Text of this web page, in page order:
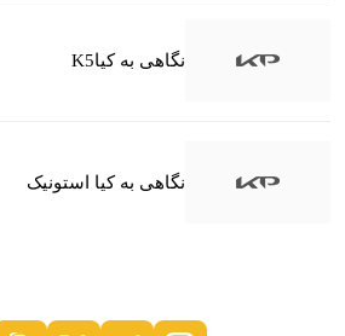
نگاهی به کیاK5
نگاهی به کیا استونیک